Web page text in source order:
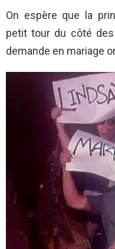
On espère que la
petit tour du côté
demande en mariage